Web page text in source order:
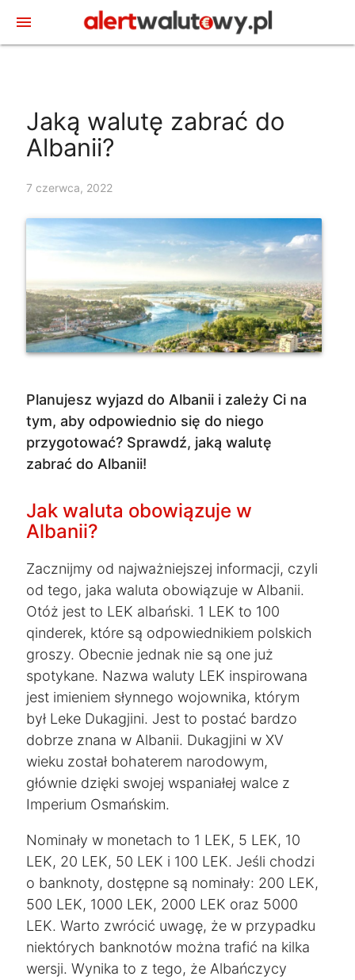
menu
Jaką walutę zabrać do
Albanii?
7 czerwca, 2022
Planujesz wyjazd do Albanii i zależy Ci na
tym, aby odpowiednio się do niego
przygotować? Sprawdź, jaką walutę
zabrać do Albanii!
Jak waluta obowiązuje w
Albanii?
Zacznijmy od najważniejszej informacji, czyli
od tego, jaka waluta obowiązuje w Albanii.
Otóż jest to LEK albański. 1 LEK to 100
qinderek, które są odpowiednikiem polskich
groszy. Obecnie jednak nie są one już
spotykane. Nazwa waluty LEK inspirowana
jest imieniem słynnego wojownika, którym
był Leke Dukagjini. Jest to postać bardzo
dobrze znana w Albanii. Dukagjini w XV
wieku został bohaterem narodowym,
głównie dzięki swojej wspaniałej walce z
Imperium Osmańskim.
Nominały w monetach to 1 LEK, 5 LEK, 10
LEK, 20 LEK, 50 LEK i 100 LEK. Jeśli chodzi
o banknoty, dostępne są nominały: 200 LEK,
500 LEK, 1000 LEK, 2000 LEK oraz 5000
LEK. Warto zwrócić uwagę, że w przypadku
niektórych banknotów można trafić na kilka
wersji. Wynika to z tego, że Albańczycy